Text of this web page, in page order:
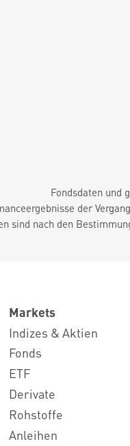
Fondsdaten und
der
sind nach den
Markets
Indizes & Aktien
Fonds
ETF
Derivate
Rohstoffe
Anleihen